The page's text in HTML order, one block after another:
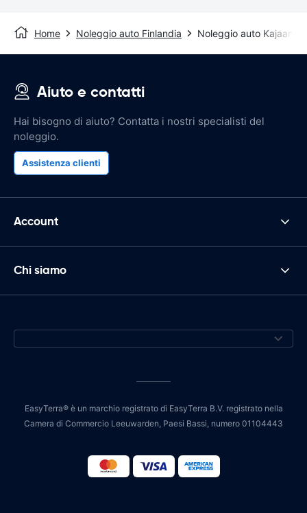
Home Noleggio auto Finlandia Noleggio auto Kajaani
Aiuto e contatti
Hai bisogno di aiuto? Contatta i nostri specialisti del
noleggio.
Assistenza clienti
Account
Chi siamo
EasyTerra® è un marchio registrato di EasyTerra B.V. registrato nella
Camera di Commercio Leeuwarden, Paesi Bassi, numero 01104443